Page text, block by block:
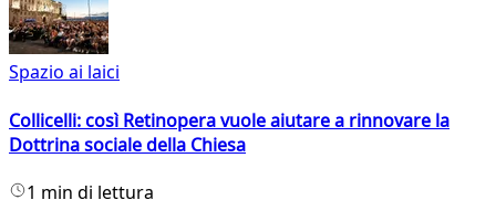
Spazio ai laici
Collicelli: così Retinopera vuole aiutare a rinnovare la
Dottrina sociale della Chiesa
1 min di lettura